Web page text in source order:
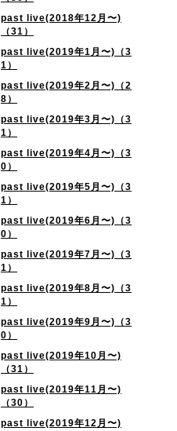
past live(2018年12月〜)
（31）
past live(2019年1月〜)（3
1）
past live(2019年2月〜)（2
8）
past live(2019年3月〜)（3
1）
past live(2019年4月〜)（3
0）
past live(2019年5月〜)（3
1）
past live(2019年6月〜)（3
0）
past live(2019年7月〜)（3
1）
past live(2019年8月〜)（3
1）
past live(2019年9月〜)（3
0）
past live(2019年10月〜)
（31）
past live(2019年11月〜)
（30）
past live(2019年12月〜)